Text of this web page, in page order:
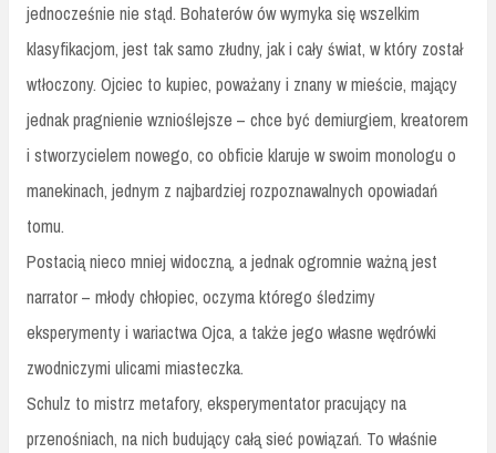
jednocześnie nie stąd. Bohaterów ów wymyka się wszelkim
klasyfikacjom, jest tak samo złudny, jak i cały świat, w który został
wtłoczony. Ojciec to kupiec, poważany i znany w mieście, mający
jednak pragnienie wznioślejsze – chce być demiurgiem, kreatorem
i stworzycielem nowego, co obficie klaruje w swoim monologu o
manekinach, jednym z najbardziej rozpoznawalnych opowiadań
tomu.
Postacią nieco mniej widoczną, a jednak ogromnie ważną jest
narrator – młody chłopiec, oczyma którego śledzimy
eksperymenty i wariactwa Ojca, a także jego własne wędrówki
zwodniczymi ulicami miasteczka.
Schulz to mistrz metafory, eksperymentator pracujący na
przenośniach, na nich budujący całą sieć powiązań. To właśnie